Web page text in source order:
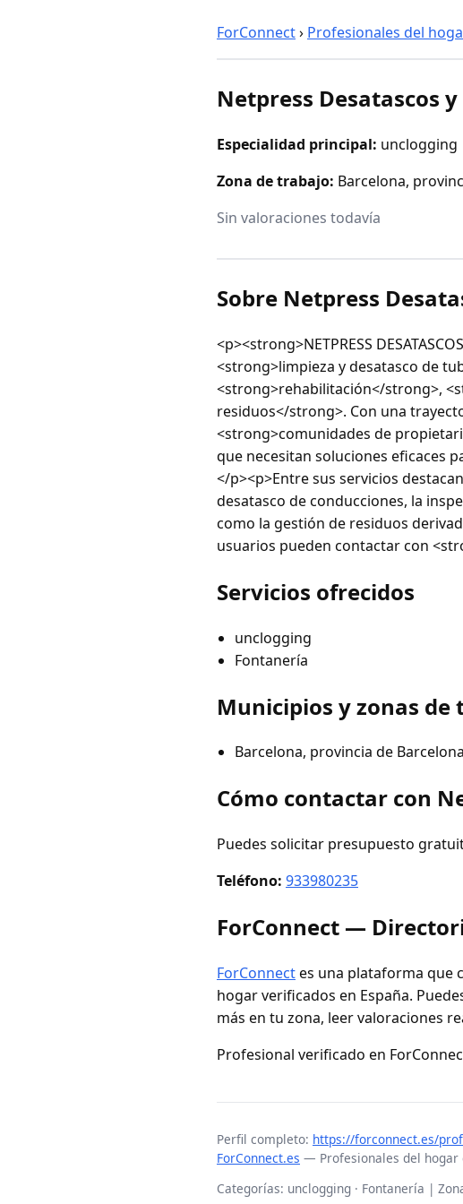
ForConnect› Profesionales del
Netpress Desatascos
Especialidad principal: unclogging
Zona de trabajo: Barcelona,
Sin valoraciones todavía
Sobre Netpress
<p><strong>NETPRESS
<strong>limpieza y desatasco de
<strong>rehabilitación</strong>,
residuos</strong>. Con una
<strong>comunidades de
que necesitan soluciones eficaces
</p><p>Entre sus servicios
desatasco de conducciones, la
como la gestión de residuos
usuarios pueden contactar con
Servicios ofrecidos
unclogging
Fontanería
Municipios y zonas de
Barcelona, provincia de
Cómo contactar con
Puedes solicitar presupuesto
Teléfono: 933980235
ForConnect —
ForConnectes una plataforma que
hogar verificados en España.
más en tu zona, leer valoraciones
Profesional verificado en
Perfil completo: https://forconnect.es/
ForConnect.es — Profesionales del hogar
Categorías: unclogging · Fontanería |